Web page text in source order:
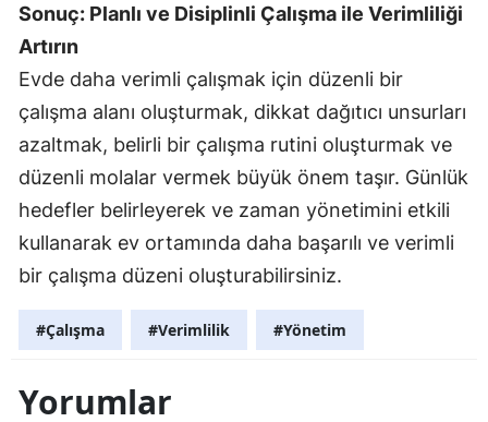
Sonuç: Planlı ve Disiplinli Çalışma ile Verimliliği
Artırın
Evde daha verimli çalışmak için düzenli bir
çalışma alanı oluşturmak, dikkat dağıtıcı unsurları
azaltmak, belirli bir çalışma rutini oluşturmak ve
düzenli molalar vermek büyük önem taşır. Günlük
hedefler belirleyerek ve zaman yönetimini etkili
kullanarak ev ortamında daha başarılı ve verimli
bir çalışma düzeni oluşturabilirsiniz.
#Çalışma #Verimlilik #Yönetim
Yorumlar